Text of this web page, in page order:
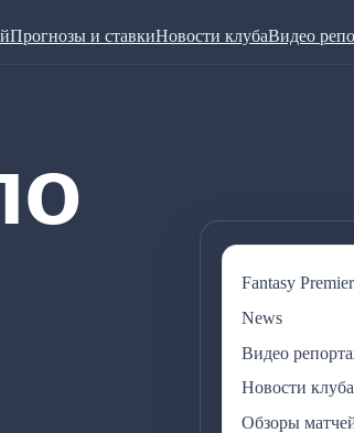
Прогнозы и ставкиНовости клубаВидео
Fantasy
News
Видео
Новости клуба
Обзоры